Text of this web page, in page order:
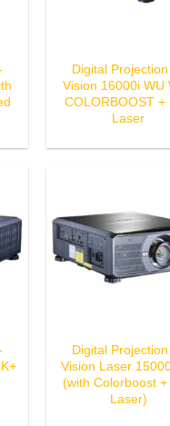
Digital Projection
Vision 16000i WU
COLORBOOST +
Laser
Digital Projection
Vision Laser
(with Colorboost +
Laser)